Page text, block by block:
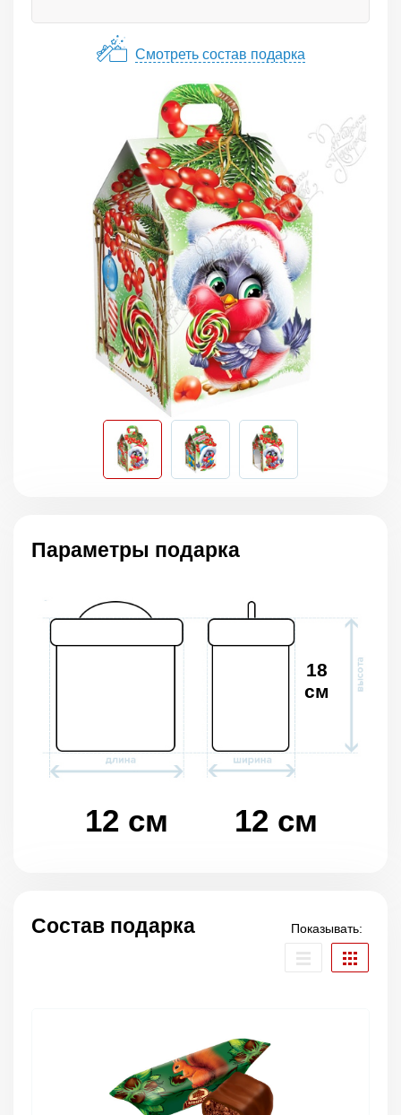
Смотреть состав подарка
Параметры подарка
12 см 12 см
18
см
Состав подарка Показывать: